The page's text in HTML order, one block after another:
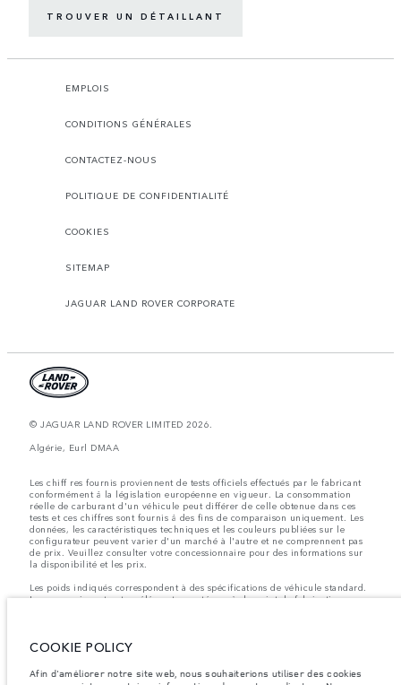
TROUVER UN DÉTAILLANT
EMPLOIS
CONDITIONS GÉNÉRALES
CONTACTEZ-NOUS
POLITIQUE DE CONFIDENTIALITÉ
COOKIES
SITEMAP
JAGUAR LAND ROVER CORPORATE
© JAGUAR LAND ROVER LIMITED 2026.
Algérie, Eurl DMAA
Les chiff res fournis proviennent de tests officiels effectués par le fabricant
conformément å la législation européenne en vigueur. La consommation
réelle de carburant d'un véhicule peut différer de celle obtenue dans ces
tests et ces chiffres sont fournis å des fins de comparaison uniquement. Les
données, les caractéristiques techniques et les couleurs publiées sur le
configurateur peuvent varier d'un marché à l'autre et ne comprennent pas
de prix. Veuillez consulter votre concessionnaire pour des informations sur
la disponibilité et les prix.
Les poids indiqués correspondent à des spécifications de véhicule standard.
Les accessoires et autres éléments montés après le point de fabrication
et des carburants.
Remarque importante sur les images et les spécifications.
La pénurie
mondiale de semi-conducteurs affecte actuellement les spécifications de
COOKIE POLICY
Afin d'améliorer notre site web, nous souhaiterions utiliser des cookies